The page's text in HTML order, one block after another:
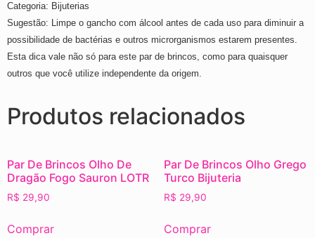
Categoria: Bijuterias
Sugestão: Limpe o gancho com álcool antes de cada uso para diminuir a
possibilidade de bactérias e outros microrganismos estarem presentes.
Esta dica vale não só para este par de brincos, como para quaisquer
outros que você utilize independente da origem.
Produtos relacionados
Par De Brincos Olho De
Dragão Fogo Sauron LOTR
R$ 29,90
Comprar
Par De Brincos Olho Grego
Turco Bijuteria
R$ 29,90
Comprar